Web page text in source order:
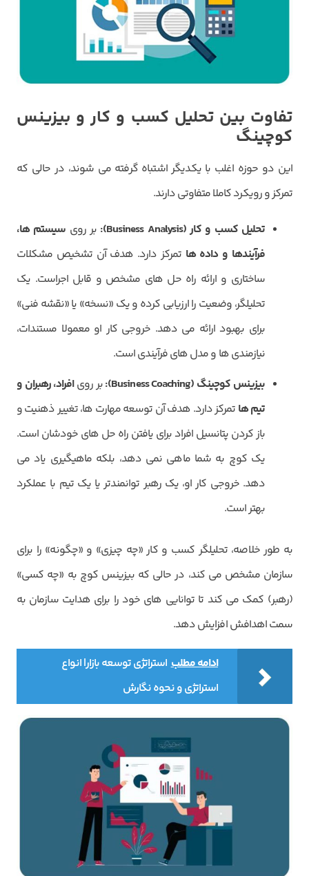
تفاوت بین تحلیل کسب و کار و بیزینس
کوچینگ
این دو حوزه اغلب با یکدیگر اشتباه گرفته می شوند، در حالی که
تمرکز و رویکرد کاملا متفاوتی دارند.
تحلیل کسب و کار (Business Analysis
): بر روی سیستم ها،
فرآیندها و داده ها تمرکز دارد. هدف آن تشخیص مشکلات
ساختاری و ارائه راه حل های مشخص و قابل اجراست. یک
تحلیلگر، وضعیت را ارزیابی کرده و یک «نسخه» یا «نقشه فنی»
برای بهبود ارائه می دهد. خروجی کار او معمولا مستندات،
نیازمندی ها و مدل های فرآیندی است.
بیزینس کوچینگ (Business Coaching
):بر رویافراد، رهبران و
تیم ها تمرکز دارد. هدف آن توسعه مهارت ها، تغییر ذهنیت و
باز کردن پتانسیل افراد برای یافتن راه حل های خودشان است.
یک کوچ به شما ماهی نمی دهد، بلکه ماهیگیری یاد می
دهد. خروجی کار او، یک رهبر توانمندتر یا یک تیم با عملکرد
بهتر است.
به طور خلاصه، تحلیلگر کسب و کار «چه چیزی» و «چگونه» را برای
سازمان مشخص می کند، در حالی که بیزینس کوچ به «چه کسی»
(رهبر) کمک می کند تا توانایی های خود را برای هدایت سازمان به
سمت اهدافش افزایش دهد.
ادامه مطلب استراتژی توسعه بازار| انواع
استراتژی و نحوه نگارش